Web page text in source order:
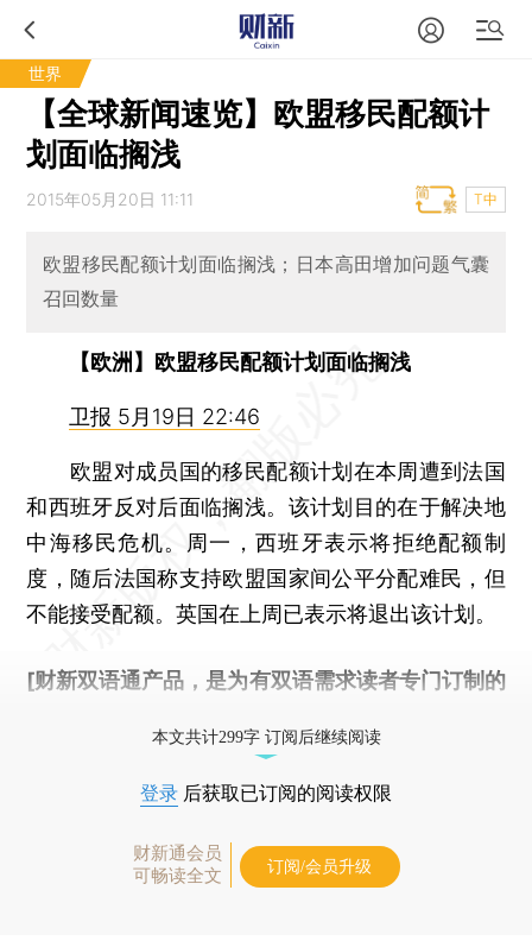
世界
【全球新闻速览】欧盟移民配额计
划面临搁浅
2015年05月20日 11:11 T中
欧盟移民配额计划面临搁浅；日本高田增加问题气囊
召回数量
【欧洲】欧盟移民配额计划面临搁浅
卫报 5月19日 22:46
欧盟对成员国的移民配额计划在本周遭到法国
和西班牙反对后面临搁浅。该计划目的在于解决地
中海移民危机。周一，西班牙表示将拒绝配额制
度，随后法国称支持欧盟国家间公平分配难民，但
不能接受配额。英国在上周已表示将退出该计划。
[财新双语通产品，是为有双语需求读者专门订制的
本文共计299字 订阅后继续阅读
登录 后获取已订阅的阅读权限
财新通会员
可畅读全文
订阅/会员升级